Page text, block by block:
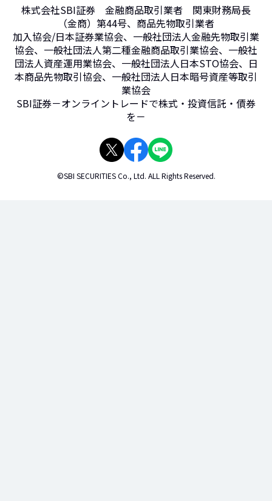
株式会社SBI証券 金融商品取引業者 関東財務局長
（金商）第44号、商品先物取引業者
加入協会/日本証券業協会、一般社団法人金融先物取引業
協会、一般社団法人第二種金融商品取引業協会、一般社
団法人資産運用業協会、一般社団法人日本STO協会、日
本商品先物取引協会、一般社団法人日本暗号資産等取引
業協会
SBI証券－オンライントレードで株式・投資信託・債券
を－
©SBI SECURITIES Co., Ltd. ALL Rights Reserved.